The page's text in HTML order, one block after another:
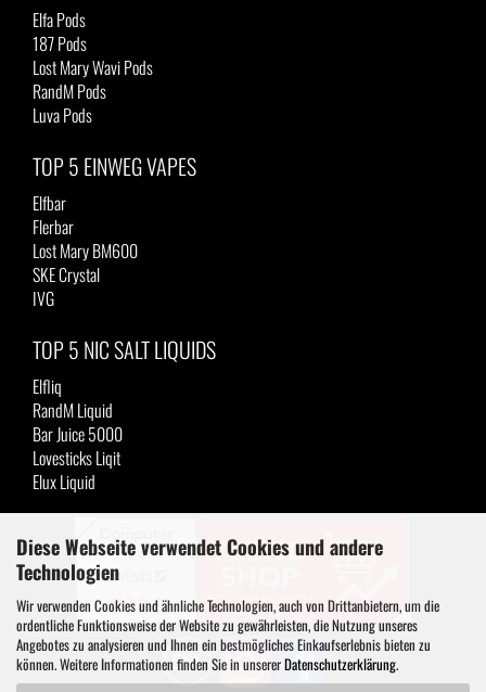
Diese Webseite verwendet Cookies und andere
Technologien
Wir verwenden Cookies und ähnliche Technologien, auch von Drittanbietern, um die
ordentliche Funktionsweise der Website zu gewährleisten, die Nutzung unseres
Angebotes zu analysieren und Ihnen ein bestmögliches Einkaufserlebnis bieten zu
können. Weitere Informationen finden Sie in unsererDatenschutzerklärung.
Elfa Pods
187 Pods
Lost Mary Wavi Pods
RandM Pods
Luva Pods
TOP 5 EINWEG VAPES
Elfbar
Flerbar
Lost Mary BM600
SKE Crystal
IVG
TOP 5 NIC SALT LIQUIDS
Elfliq
RandM Liquid
Bar Juice 5000
Lovesticks Liqit
Elux Liquid